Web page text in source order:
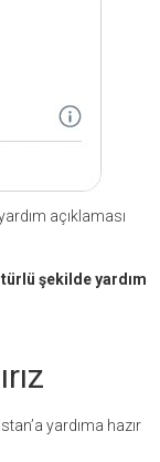
açıklaması
şekilde yardım
yardıma hazır